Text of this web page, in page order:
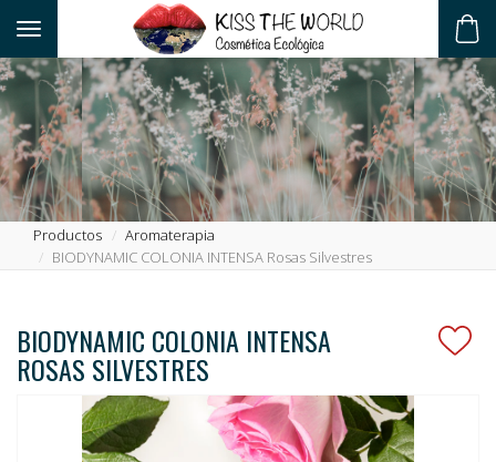
Toggle navigation
Productos
Aromaterapia
BIODYNAMIC COLONIA INTENSA Rosas Silvestres
BIODYNAMIC COLONIA INTENSA
ROSAS SILVESTRES